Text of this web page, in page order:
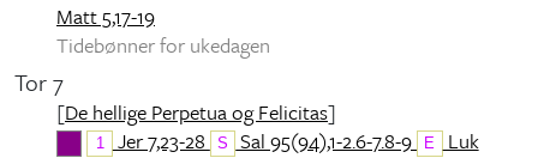
Matt 5,17-19
Tidebønner for ukedagen
Tor 7
[De hellige Perpetua og Felicitas]
1 Jer 7,23-28 S Sal 95(94),1-2.6-7.8-9 E
Luk